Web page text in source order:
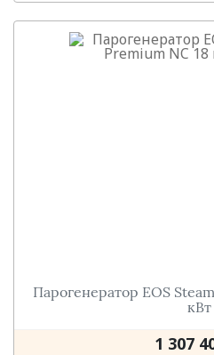
Парогенератор EOS
кВт
1 307